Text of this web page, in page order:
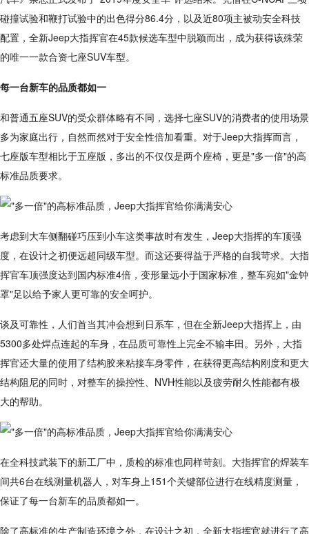
碰撞试验和鞭打试验中的出色得分86.4分，以及近80项主被动安全科技
配置，全新Jeep大指挥官在45款候选车型中脱颖而出，成为获得该殊荣
的唯一一款合资七座SUV车型。
每一台新车的品质都如一
和普通五座SUV的受众群体略有不同，选择七座SUV的消费者的使用场景
多为家庭出行，自然而然对于安全性倍加看重。对于Jeep大指挥而言，
七座版车型相比于五座版，多出的不仅仅是两个座椅，更是"多一倍"的高
标准品质要求。
考虑到大车侧翻碰巧压到小车这类事故时有发生，Jeep大指挥的车顶强
度，在设计之初便远超同级车型。而这还要得益于严格的自我苛求。大指
挥官车顶强度达到国内标准4倍，变形量远小于国家标准，整车宛如"金钟
罩"足以给予家人更可靠的安全呵护。
谈及可靠性，人们首当其冲会想到日系车，但在全新Jeep大指挥上，由
5300多处焊点连起的车身，在品质可靠性上完全不输丰田。另外，大指
挥官还大量的使用了结构胶来粘接车身零件，在获得更高结构刚度和更大
结构阻尼的同时，对整车的操控性、NVH性能以及疲劳耐久性能都有极
大的帮助。
在全科技武装下的新工厂中，质检的标准也同样苛刻。大指挥官的焊装车
间共6台在线测量机器人，对车身上151个关键部位进行在线精度测量，
保证了每一台新车的品质都如一。
除了高标准的生产制造环境之外，在设计之初，全新大指挥官就进行了高